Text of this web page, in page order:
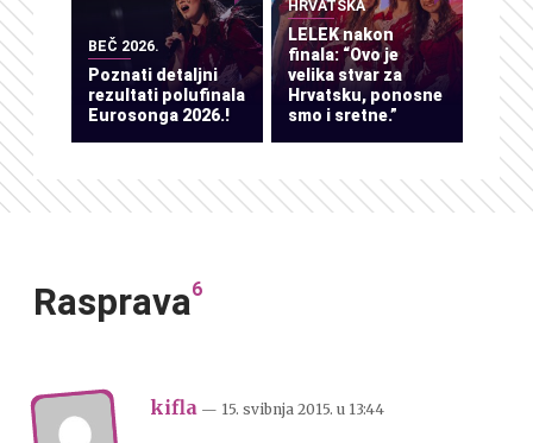
BEČ 2026.
Poznati detaljni
rezultati polufinala
Eurosonga 2026.!
HRVATSKA
LELEK nakon
finala: “Ovo je
velika stvar za
Hrvatsku, ponosne
smo i sretne.”
Rasprava6
kifla — 15. svibnja 2015. u 13:44